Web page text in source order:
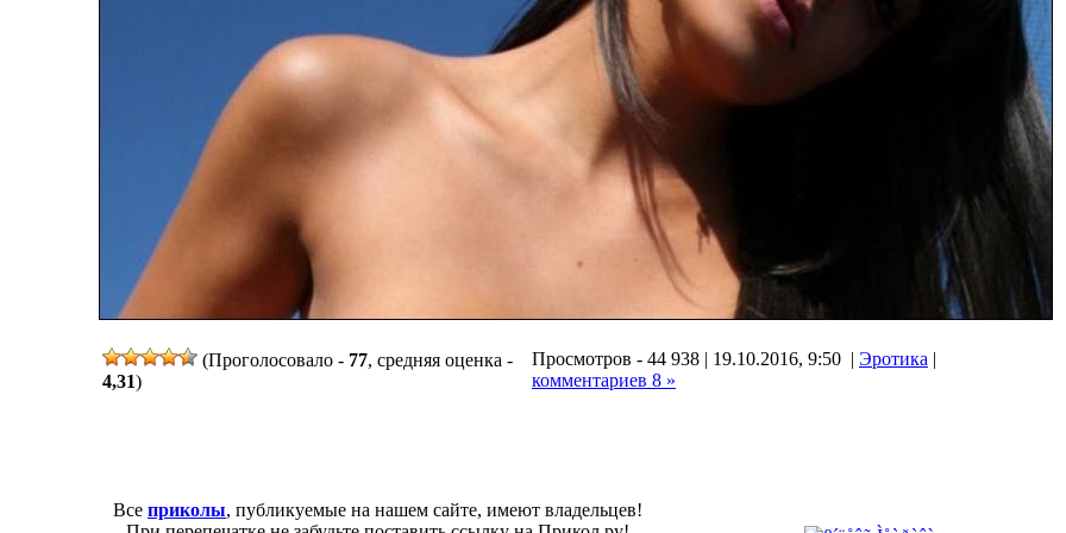
(Проголосовало - 77, средняя оценка -
4,31)
Просмотров - 44 938 | 19.10.2016, 9:50 | Эротика |
комментариев 8 »
Все приколы, публикуемые на нашем сайте, имеют владельцев!